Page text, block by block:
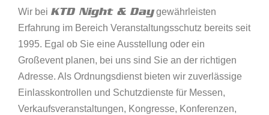
Wir bei KTD Night & Daygewährleisten
Erfahrung im Bereich Veranstaltungsschutz bereits seit
1995. Egal ob Sie eine Ausstellung oder ein
Großevent planen, bei uns sind Sie an der richtigen
Adresse. Als Ordnungsdienst bieten wir zuverlässige
Einlasskontrollen und Schutzdienste für Messen,
Verkaufsveranstaltungen, Kongresse, Konferenzen,